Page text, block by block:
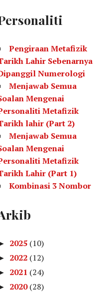
Pengiraan Metafizik
Lahir Sebenarnya
Numerologi
Menjawab Semua
Mengenai
Metafizik
lahir (Part 2)
Menjawab Semua
Mengenai
Metafizik
Lahir (Part 1)
Kombinasi 3 Nombor
Kecenderungan Kita
Tarikh Lahir)
Rujukan Selepas
Kiraan
Tarikh Lahir
Personaliti Diri
2025 (10)
2022 (12)
2021 (24)
2020(28)